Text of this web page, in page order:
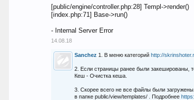
[public/engine/controller.php:28] Templ->render()
[index.php:71] Base->run()
- Internal Server Error
14.08.18
Sanchez 1. В меню категорийhttp://
2. Если страницы ранее были закешированы,
Кеш - Очистка кеша.
3. Скорее всего не все файлы были
в папке public/view/templates/ . Подробнее